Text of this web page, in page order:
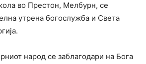
во Престон, Мелбурн, се
утрена богослужба и Света
народ се заблагодари на Бога